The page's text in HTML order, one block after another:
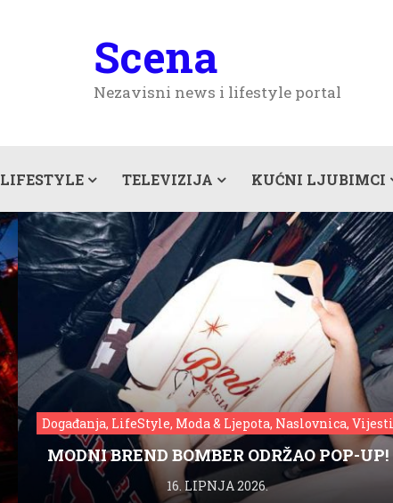
Scena
Nezavisni news i lifestyle portal
LIFESTYLE TELEVIZIJA KUĆNI LJUBIMCI
Događanja, LifeStyle, Moda & Ljepota, Naslovnica, Vijesti
MODNI BREND BOMBER ODRŽAO POP-UP!
16. LIPNJA 2026.